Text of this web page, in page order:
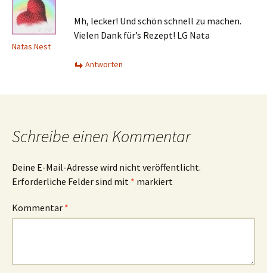
Natas Nest
Mh, lecker! Und schön schnell zu machen.
Vielen Dank für’s Rezept! LG Nata
Antworten
Schreibe einen Kommentar
Deine E-Mail-Adresse wird nicht veröffentlicht.
Erforderliche Felder sind mit * markiert
Kommentar *